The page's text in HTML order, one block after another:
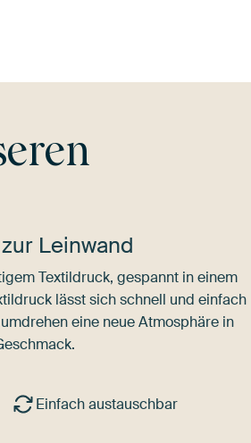
Leinwand
Textildruck, gespannt in einem
lässt sich schnell und einfach
eine neue Atmosphäre in
Einfach austauschbar